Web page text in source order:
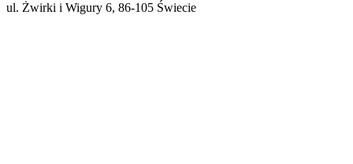
ul. Żwirki i Wigury 6, 86-105 Świecie